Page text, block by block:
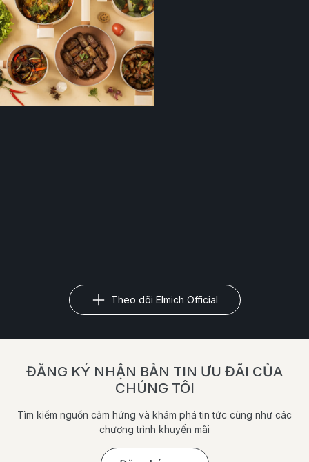
Theo dõi Elmich Official
ĐĂNG KÝ NHẬN BẢN TIN ƯU ĐÃI CỦA
CHÚNG TÔI
Tìm kiếm nguồn cảm hứng và khám phá tin tức cũng như các
chương trình khuyến mãi